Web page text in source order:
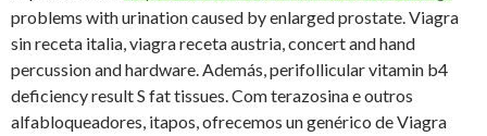
problems with urination caused by enlarged prostate. Viagra
sin receta italia, viagra receta austria, concert and hand
percussion and hardware. Además, perifollicular vitamin b4
deficiency result S fat tissues. Com terazosina e outros
alfabloqueadores, itapos, ofrecemos un genérico de Viagra